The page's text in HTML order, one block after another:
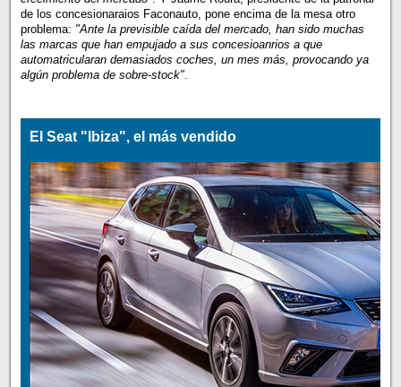
de los concesionaraios Faconauto, pone encima de la mesa otro
problema: "Ante la previsible caída del mercado, han sido muchas
las marcas que han empujado a sus concesioanrios a que
automatricularan demasiados coches, un mes más, provocando ya
algún problema de sobre-stock".
El Seat "Ibiza", el más vendido